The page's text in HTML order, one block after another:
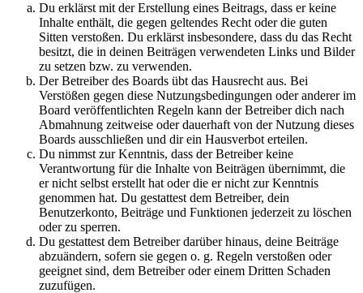
Du erklärst mit der Erstellung eines Beitrags, dass er keine
Inhalte enthält, die gegen geltendes Recht oder die guten
Sitten verstoßen. Du erklärst insbesondere, dass du das Recht
besitzt, die in deinen Beiträgen verwendeten Links und Bilder
zu setzen bzw. zu verwenden.
Der Betreiber des Boards übt das Hausrecht aus. Bei
Verstößen gegen diese Nutzungsbedingungen oder anderer im
Board veröffentlichten Regeln kann der Betreiber dich nach
Abmahnung zeitweise oder dauerhaft von der Nutzung dieses
Boards ausschließen und dir ein Hausverbot erteilen.
Du nimmst zur Kenntnis, dass der Betreiber keine
Verantwortung für die Inhalte von Beiträgen übernimmt, die
er nicht selbst erstellt hat oder die er nicht zur Kenntnis
genommen hat. Du gestattest dem Betreiber, dein
Benutzerkonto, Beiträge und Funktionen jederzeit zu löschen
oder zu sperren.
Du gestattest dem Betreiber darüber hinaus, deine Beiträge
abzuändern, sofern sie gegen o. g. Regeln verstoßen oder
geeignet sind, dem Betreiber oder einem Dritten Schaden
zuzufügen.